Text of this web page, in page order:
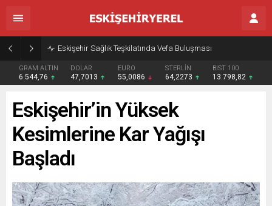
Eskişehir Sağlık Teşkilatında Vefa Buluşması
GRAM ALTIN
6.544,76
DOLAR
47,7013
EURO
55,0086
STERLİN
64,2273
BIST 100
13.798,82
Eskişehir’in Yüksek
Kesimlerine Kar Yağışı
Başladı